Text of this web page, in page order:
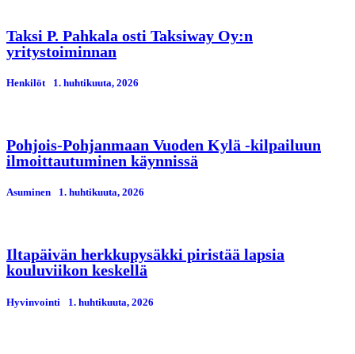
Taksi P. Pahkala osti Taksiway Oy:n
yritystoiminnan
Henkilöt 1. huhtikuuta, 2026
Pohjois-Pohjanmaan Vuoden Kylä -kilpailuun
ilmoittautuminen käynnissä
Asuminen 1. huhtikuuta, 2026
Iltapäivän herkkupysäkki piristää lapsia
kouluviikon keskellä
Hyvinvointi 1. huhtikuuta, 2026